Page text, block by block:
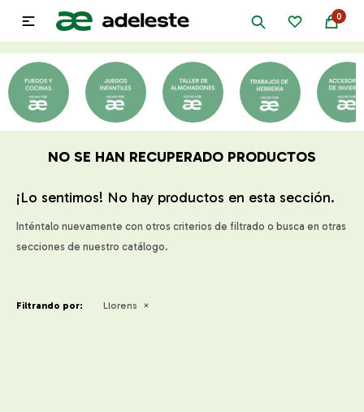
0

NO SE HAN RECUPERADO PRODUCTOS
¡Lo sentimos! No hay productos en esta sección.
Inténtalo nuevamente con otros criterios de filtrado o busca en otras
secciones de nuestro catálogo.
Filtrando por: Llorens